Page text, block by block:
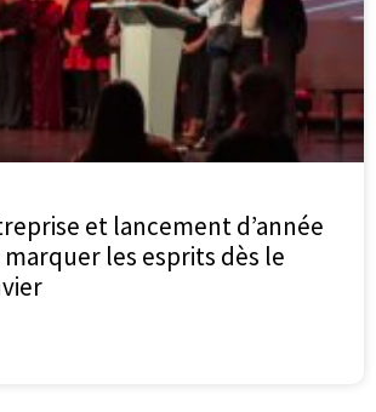
et lancement d’année
les esprits dès le